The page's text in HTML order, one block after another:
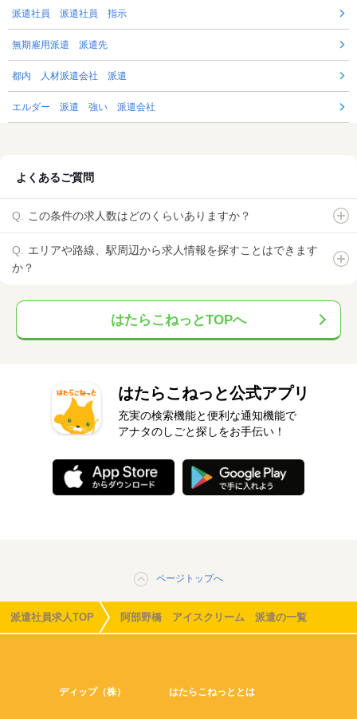
派遣社員 派遣社員 指示
無期雇用派遣 派遣先
都内 人材派遣会社 派遣
エルダー 派遣 強い 派遣会社
よくあるご質問
この条件の求人数はどのくらいありますか？
エリアや路線、駅周辺から求人情報を探すことはできます
か？
はたらこねっとTOPへ
はたらこねっと公式アプリ
充実の検索機能と便利な通知機能で
アナタのしごと探しをお手伝い！
ページトップへ
派遣社員求人TOP 阿部野橋 アイスクリーム 派遣の一覧
ディップ（株） はたらこねっととは